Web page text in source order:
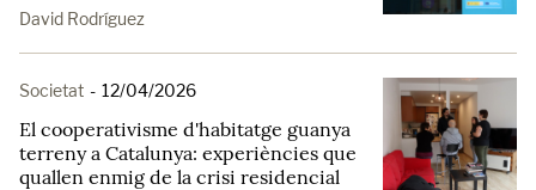
David Rodríguez
Societat - 12/04/2026
El cooperativisme d'habitatge guanya
terreny a Catalunya: experiències que
quallen enmig de la crisi residencial